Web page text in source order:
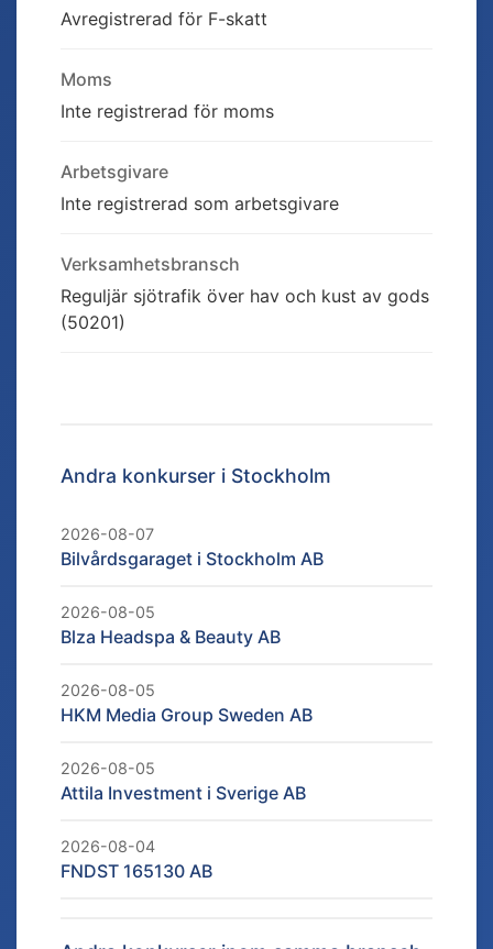
Avregistrerad för F-skatt
Moms
Inte registrerad för moms
Arbetsgivare
Inte registrerad som arbetsgivare
Verksamhetsbransch
Reguljär sjötrafik över hav och kust av gods
(50201)
Andra konkurser i Stockholm
2026-08-07
Bilvårdsgaraget i Stockholm AB
2026-08-05
Blza Headspa & Beauty AB
2026-08-05
HKM Media Group Sweden AB
2026-08-05
Attila Investment i Sverige AB
2026-08-04
FNDST 165130 AB